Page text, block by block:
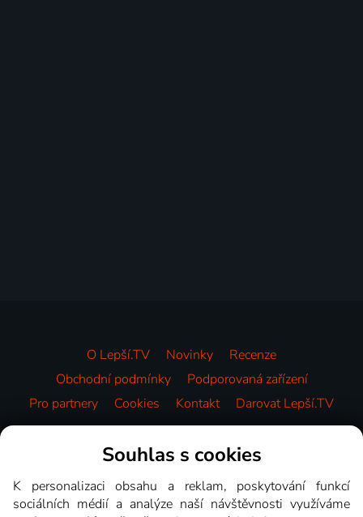
O Lepší.TV Novinky
Recenze
Obchodní podmínky
Podporovaná zařízení
Pro partnery
Cookies Kontakt Darovat Lepší.TV
Videotéka
Souhlas s cookies
K personalizaci obsahu a reklam, poskytování funkcí
sociálních médií a analýze naší návštěvnosti využíváme